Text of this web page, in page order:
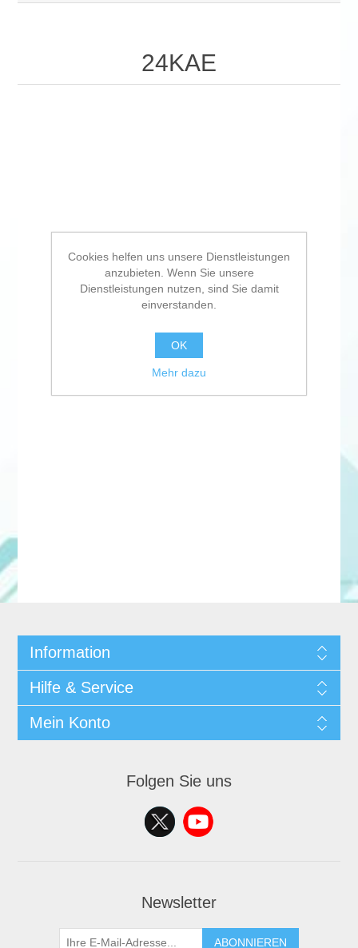
24KAE
Information
Hilfe & Service
Mein Konto
Folgen Sie uns
Newsletter
ABONNIEREN
Cookies helfen uns unsere Dienstleistungen
anzubieten. Wenn Sie unsere
Dienstleistungen nutzen, sind Sie damit
einverstanden.
OK
Mehr dazu